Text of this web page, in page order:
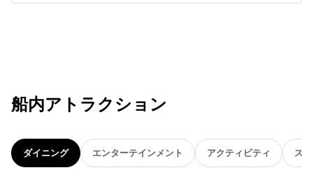
船内アトラクション
ダイニング エンターテインメント アクティビティ ス